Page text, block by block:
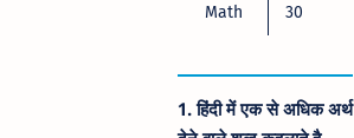
Math 30
1.हिंदी में एक से अधिक अर्थ